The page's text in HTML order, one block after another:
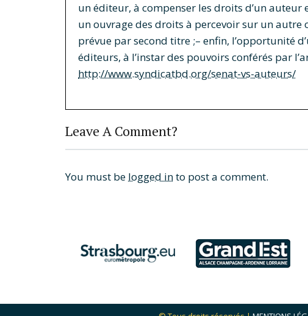
un éditeur, à compenser les droits d’un
un ouvrage des droits à percevoir sur un
prévue par second titre ;– enfin, l’opportunité
éditeurs, à l’instar des pouvoirs conférés par
http://www.syndicatbd.org/senat-vs-auteurs/
Leave A Comment?
You must be logged into post a comment.